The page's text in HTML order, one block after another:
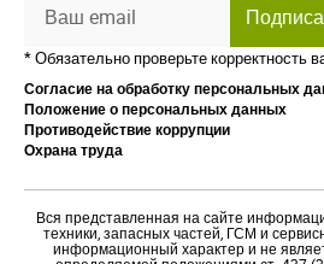
* Обязательно проверьте корректность
Согласие на обработку персональных
Положение о персональных данных
Противодействие коррупции
Охрана труда
Вся представленная на сайте
техники, запасных частей, ГСМ и
информационный характер и не